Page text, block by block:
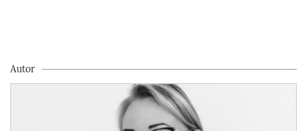
Autor